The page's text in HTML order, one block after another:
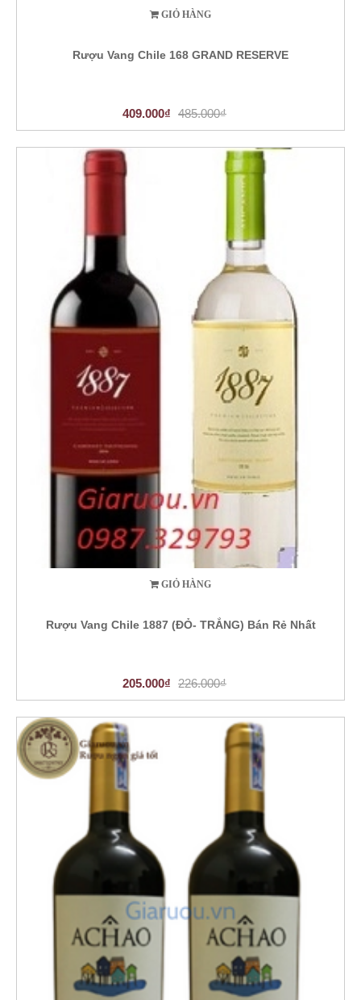
GIỎ HÀNG
Rượu Vang Chile 168 GRAND RESERVE
409.000₫ 485.000₫
GIỎ HÀNG
Rượu Vang Chile 1887 (ĐỎ- TRẮNG) Bán Rẻ Nhất
205.000₫ 226.000₫